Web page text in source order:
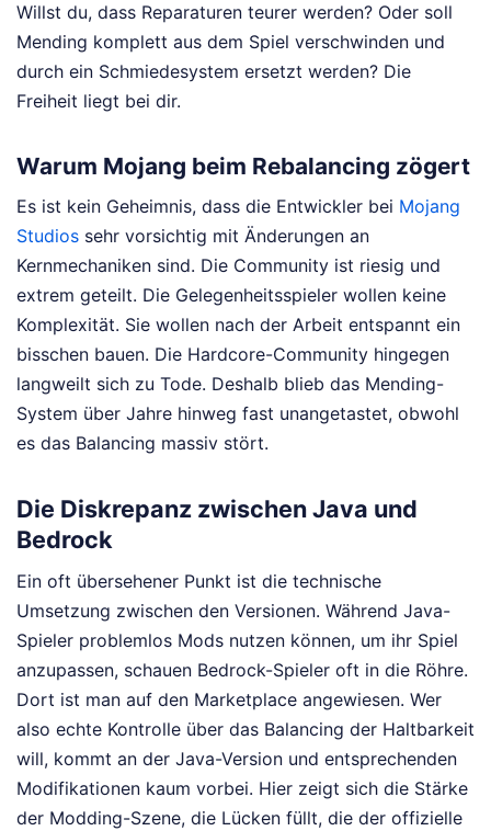
Willst du, dass Reparaturen teurer werden? Oder soll
Mending komplett aus dem Spiel verschwinden und
durch ein Schmiedesystem ersetzt werden? Die
Freiheit liegt bei dir.
Warum Mojang beim Rebalancing zögert
Es ist kein Geheimnis, dass die Entwickler bei Mojang
Studios sehr vorsichtig mit Änderungen an
Kernmechaniken sind. Die Community ist riesig und
extrem geteilt. Die Gelegenheitsspieler wollen keine
Komplexität. Sie wollen nach der Arbeit entspannt ein
bisschen bauen. Die Hardcore-Community hingegen
langweilt sich zu Tode. Deshalb blieb das Mending-
System über Jahre hinweg fast unangetastet, obwohl
es das Balancing massiv stört.
Die Diskrepanz zwischen Java und
Bedrock
Ein oft übersehener Punkt ist die technische
Umsetzung zwischen den Versionen. Während Java-
Spieler problemlos Mods nutzen können, um ihr Spiel
anzupassen, schauen Bedrock-Spieler oft in die Röhre.
Dort ist man auf den Marketplace angewiesen. Wer
also echte Kontrolle über das Balancing der Haltbarkeit
will, kommt an der Java-Version und entsprechenden
Modifikationen kaum vorbei. Hier zeigt sich die Stärke
der Modding-Szene, die Lücken füllt, die der offizielle